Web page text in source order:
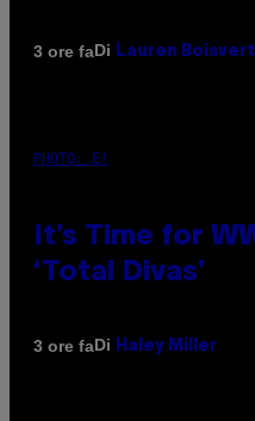
3 ore faDi Lauren Boisvert
PHOTO: E!
It’s Time for
‘Total Divas’
3 ore faDi Haley Miller